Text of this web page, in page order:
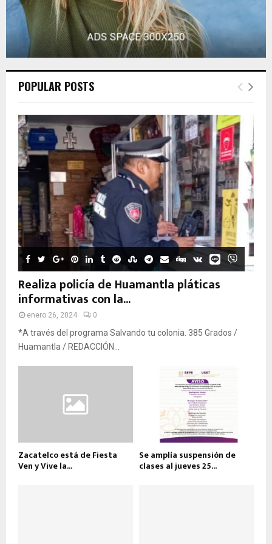
POPULAR POSTS
Realiza policía de Huamantla pláticas
informativas con la...
enero 26, 2024 0
*A través del programa Salvando tu colonia. 385 Grados /
Huamantla / REDACCIÓN...
Zacatelco está de Fiesta
Ven y Vive la...
Se amplía suspensión de
clases al jueves 25...